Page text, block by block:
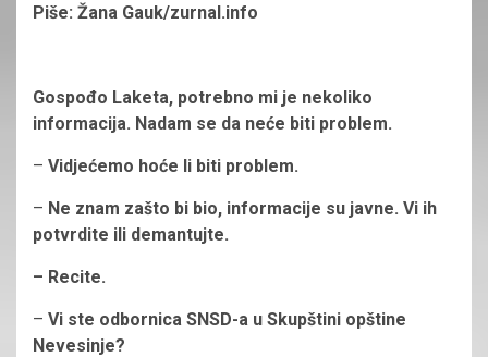
Piše: Žana Gauk/zurnal.info
Gospođo Laketa, potrebno mi je nekoliko
informacija. Nadam se da neće biti problem.
– Vidjećemo hoće li biti problem.
– Ne znam zašto bi bio, informacije su javne. Vi ih
potvrdite ili demantujte.
– Recite.
– Vi ste odbornica SNSD-a u Skupštini opštine
Nevesinje?